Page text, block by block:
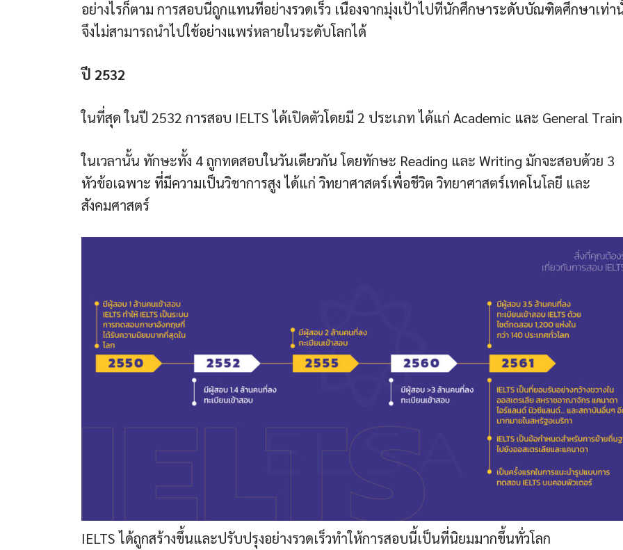
อย่างไรก็ตาม การสอบนี้ถูกแทนที่อย่างรวดเร็ว เนื่องจากมุ่งเป้าไปที่นักศึกษาระดับบัณฑิตศึกษาเท่า
จึงไม่สามารถนำไปใช้อย่างแพร่หลายในระดับโลกได้
ปี 2532
ในที่สุด ในปี 2532 การสอบ IELTS ได้เปิดตัวโดยมี 2 ประเภท ได้แก่ Academic และ General
ในเวลานั้น ทักษะทั้ง 4 ถูกทดสอบในวันเดียวกัน โดยทักษะ Reading และ Writing มักจะสอบด้วย 3
หัวข้อเฉพาะ ที่มีความเป็นวิชาการสูง ได้แก่ วิทยาศาสตร์เพื่อชีวิต วิทยาศาสตร์เทคโนโลยี และ
สังคมศาสตร์
IELTS ได้ถูกสร้างขึ้นและปรับปรุงอย่างรวดเร็วทำให้การสอบนี้เป็นที่นิยมมากขึ้นทั่วโลก